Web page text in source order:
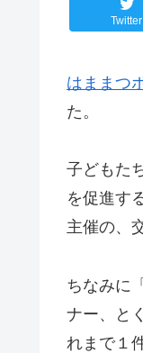
Twitter
はままつ
た。
子どもた
を促進す
主催の、
ちなみに
ナー、と
れまで１